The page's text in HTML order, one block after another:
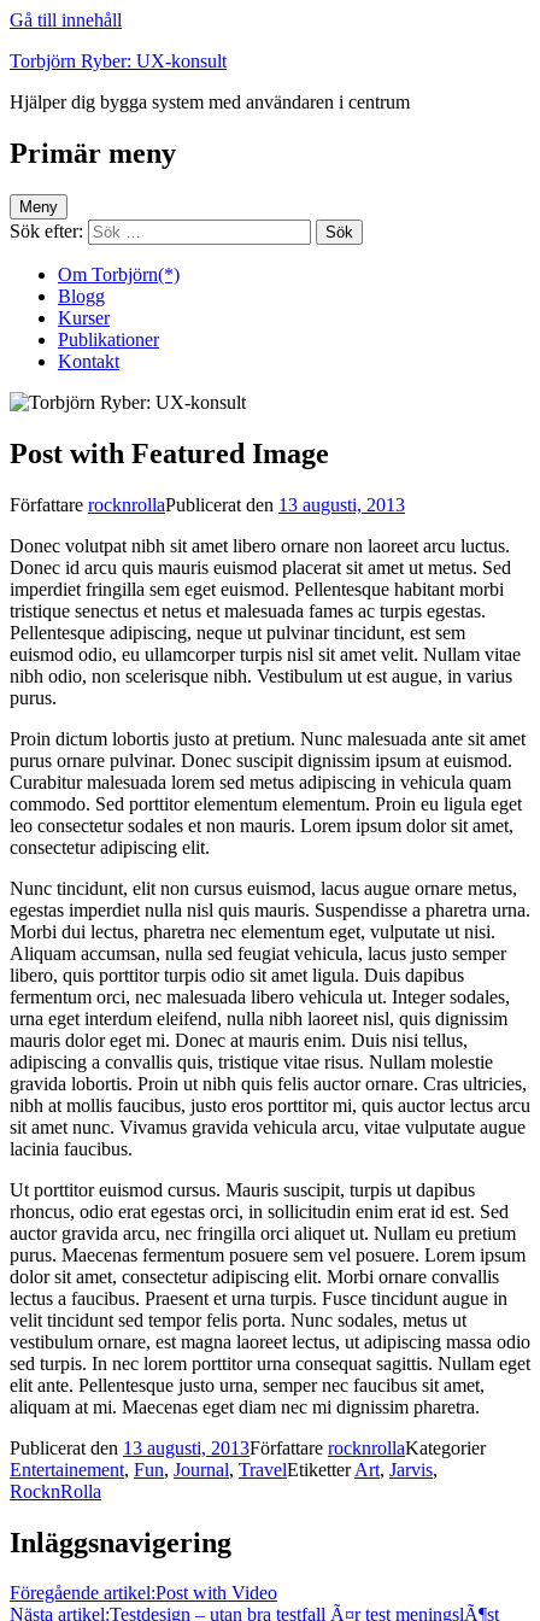
Gå till innehåll
Torbjörn Ryber: UX-konsult
Hjälper dig bygga system med användaren i centrum
Primär meny
Meny
Sök efter:
Om Torbjörn(*)
Blogg
Kurser
Publikationer
Kontakt
Post with Featured Image
Författare rocknrollaPublicerat den 13 augusti, 2013
Donec volutpat nibh sit amet libero ornare non laoreet arcu luctus.
Donec id arcu quis mauris euismod placerat sit amet ut metus. Sed
imperdiet fringilla sem eget euismod. Pellentesque habitant morbi
tristique senectus et netus et malesuada fames ac turpis egestas.
Pellentesque adipiscing, neque ut pulvinar tincidunt, est sem
euismod odio, eu ullamcorper turpis nisl sit amet velit. Nullam vitae
nibh odio, non scelerisque nibh. Vestibulum ut est augue, in varius
purus.
Proin dictum lobortis justo at pretium. Nunc malesuada ante sit amet
purus ornare pulvinar. Donec suscipit dignissim ipsum at euismod.
Curabitur malesuada lorem sed metus adipiscing in vehicula quam
commodo. Sed porttitor elementum elementum. Proin eu ligula eget
leo consectetur sodales et non mauris. Lorem ipsum dolor sit amet,
consectetur adipiscing elit.
Nunc tincidunt, elit non cursus euismod, lacus augue ornare metus,
egestas imperdiet nulla nisl quis mauris. Suspendisse a pharetra urna.
Morbi dui lectus, pharetra nec elementum eget, vulputate ut nisi.
Aliquam accumsan, nulla sed feugiat vehicula, lacus justo semper
libero, quis porttitor turpis odio sit amet ligula. Duis dapibus
fermentum orci, nec malesuada libero vehicula ut. Integer sodales,
urna eget interdum eleifend, nulla nibh laoreet nisl, quis dignissim
mauris dolor eget mi. Donec at mauris enim. Duis nisi tellus,
adipiscing a convallis quis, tristique vitae risus. Nullam molestie
gravida lobortis. Proin ut nibh quis felis auctor ornare. Cras ultricies,
nibh at mollis faucibus, justo eros porttitor mi, quis auctor lectus arcu
sit amet nunc. Vivamus gravida vehicula arcu, vitae vulputate augue
lacinia faucibus.
Ut porttitor euismod cursus. Mauris suscipit, turpis ut dapibus
rhoncus, odio erat egestas orci, in sollicitudin enim erat id est. Sed
auctor gravida arcu, nec fringilla orci aliquet ut. Nullam eu pretium
purus. Maecenas fermentum posuere sem vel posuere. Lorem ipsum
dolor sit amet, consectetur adipiscing elit. Morbi ornare convallis
lectus a faucibus. Praesent et urna turpis. Fusce tincidunt augue in
velit tincidunt sed tempor felis porta. Nunc sodales, metus ut
vestibulum ornare, est magna laoreet lectus, ut adipiscing massa odio
sed turpis. In nec lorem porttitor urna consequat sagittis. Nullam eget
elit ante. Pellentesque justo urna, semper nec faucibus sit amet,
aliquam at mi. Maecenas eget diam nec mi dignissim pharetra.
Publicerat den 13 augusti, 2013Författare rocknrollaKategorier
Entertainement, Fun, Journal, TravelEtiketterArt, Jarvis,
RocknRolla
Inläggsnavigering
Föregående artikel:Post with Video
Nästa artikel:Testdesign – utan bra testfall Ã¤r test meningslÃ¶st